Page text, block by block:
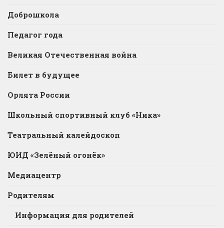
Доброшкола
Педагог года
Великая Отечественная война
Билет в будущее
Орлята России
Школьный спортивный клуб «Ника»
Театральный калейдоскоп
ЮИД «Зелёный огонёк»
Медиацентр
Родителям
Информация для родителей